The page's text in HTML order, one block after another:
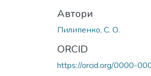
Автори
Пилипенко, С. О.
ORCID
https://orcid.org/0000-